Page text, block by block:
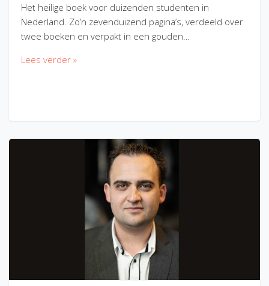
Het heilige boek voor duizenden studenten in
Nederland. Zo’n zevenduizend pagina’s, verdeeld over
twee boeken en verpakt in een gouden…
Lees verder »